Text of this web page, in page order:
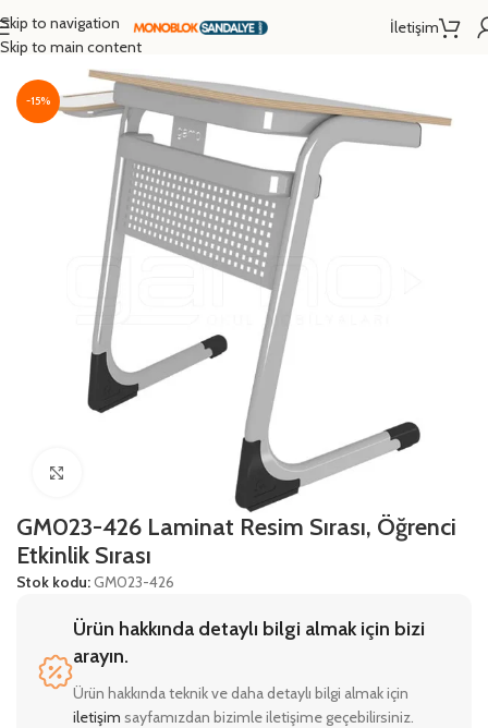
Skip to navigation
Skip to main content
İletişim
Ana Sayfa /Okul Sırası
-15%
GM023-426 Laminat Resim Sırası, Öğrenci
Etkinlik Sırası
Stok kodu:GM023-426
Ürün hakkında detaylı bilgi almak için bizi
arayın.
Ürün hakkında teknik ve daha detaylı bilgi almak için
iletişim sayfamızdan bizimle iletişime geçebilirsiniz.